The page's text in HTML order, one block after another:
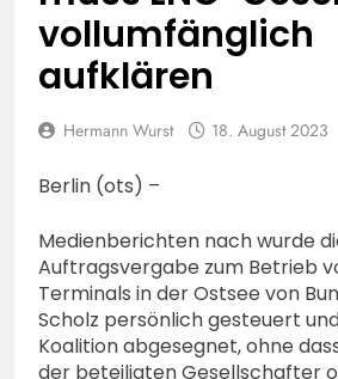
POL-OF:
aus
drei
Gastro-
7. August
POL-OH:
Osthessen
am
(11-18
7. August 2026
vollumfänglich
aufklären
Hermann Wurst 18. August 2023
Berlin (ots) –
Medienberichten nach wurde
Auftragsvergabe zum Betrieb
Terminals in der Ostsee von
Scholz persönlich gesteuert
Koalition abgesegnet, ohne
der beteiligten Gesellschafter